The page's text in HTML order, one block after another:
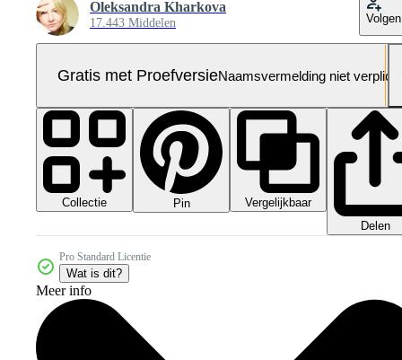
Oleksandra Kharkova
17.443 Middelen Volgen
Gratis met ProefversieNaamsvermelding niet verplicht
Collectie Pin
Vergelijkbaar
Delen
Pro Standard Licentie
Wat is dit?
Meer info